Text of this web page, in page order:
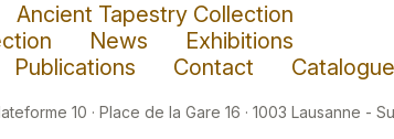
Ancient Tapestry Collection
News
Exhibitions
Publications Contact Catalogue
10 · Place de la Gare 16 · 1003 Lausanne -